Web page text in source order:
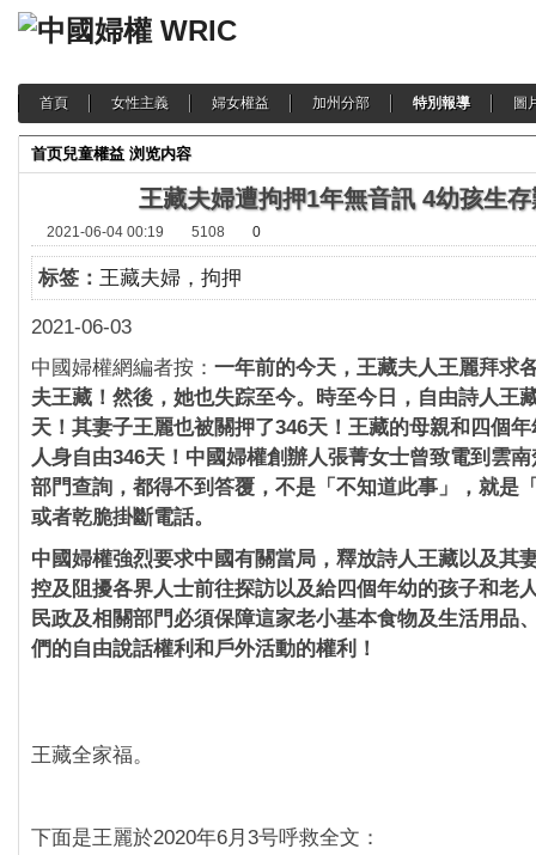
首頁 女性主義 婦女權益 加州分部 特別報導 圖
首页兒童權益 浏览内容
王藏夫婦遭拘押1年無音訊 4幼孩生
2021-06-04 00:19 5108 0
标签： 王藏夫婦，拘押
2021-06-03
中國婦權網編者按： 一年前的今天，王藏夫人王麗拜求
夫王藏！然後，她也失踪至今。時至今日，自由詩人王
天！其妻子王麗也被關押了346天！王藏的母親和四個
人身自由346天！中國婦權創辦人張菁女士曾致電到雲
部門查詢，都得不到答覆，不是「不知道此事」，就是
或者乾脆掛斷電話。
中國婦權強烈要求中國有關當局，釋放詩人王藏以及其
控及阻擾各界人士前往探訪以及給四個年幼的孩子和老
民政及相關部門必須保障這家老小基本食物及生活用品
們的自由說話權利和戶外活動的權利！
王藏全家福。
下面是王麗於2020年6月3号呼救全文：